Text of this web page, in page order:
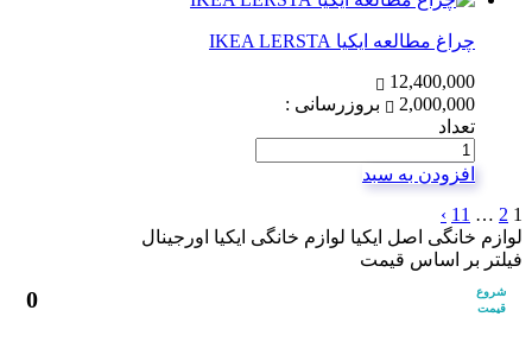
چراغ مطالعه ایکیا IKEA LERSTA
12,400,000
2,000,000
بروزرسانی :
تعداد
افزودن به سبد
1
2
…
11
›
لوازم خانگی اصل ایکیا لوازم خانگی ایکیا اورجینال
فیلتر بر اساس قیمت
شروع
قیمت
0